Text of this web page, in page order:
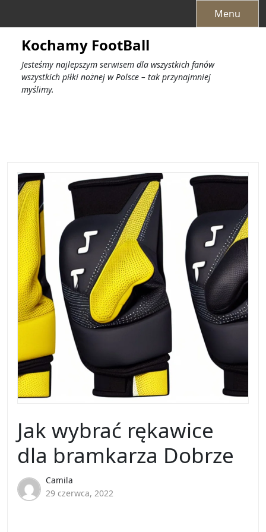
Menu
Kochamy FootBall
Jesteśmy najlepszym serwisem dla wszystkich fanów
wszystkich piłki nożnej w Polsce – tak przynajmniej
myślimy.
Jak wybrać rękawice
dla bramkarza Dobrze
Camila
29 czerwca, 2022